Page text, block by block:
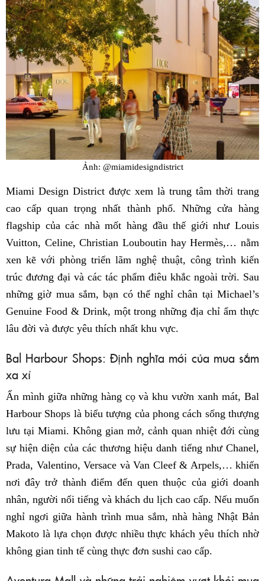
Ảnh: @miamidesigndistrict
Miami Design District được xem là trung tâm thời trang
cao cấp quan trọng nhất thành phố. Những cửa hàng
flagship của các nhà mốt hàng đầu thế giới như Louis
Vuitton, Celine, Christian Louboutin hay Hermès,… nằm
xen kẽ với phòng triển lãm nghệ thuật, công trình kiến
trúc đương đại và các tác phẩm điêu khắc ngoài trời. Sau
những giờ mua sắm, bạn có thể nghỉ chân tại Michael’s
Genuine Food & Drink, một trong những địa chỉ ẩm thực
lâu đời và được yêu thích nhất khu vực.
Bal Harbour Shops: Định nghĩa mới của mua sắm
xa xỉ
Ẩn mình giữa những hàng cọ và khu vườn xanh mát, Bal
Harbour Shops là biểu tượng của phong cách sống thượng
lưu tại Miami. Không gian mở, cảnh quan nhiệt đới cùng
sự hiện diện của các thương hiệu danh tiếng như Chanel,
Prada, Valentino, Versace và Van Cleef & Arpels,… khiến
nơi đây trở thành điểm đến quen thuộc của giới doanh
nhân, người nổi tiếng và khách du lịch cao cấp. Nếu muốn
nghỉ ngơi giữa hành trình mua sắm, nhà hàng Nhật Bản
Makoto là lựa chọn được nhiều thực khách yêu thích nhờ
không gian tinh tế cùng thực đơn sushi cao cấp.